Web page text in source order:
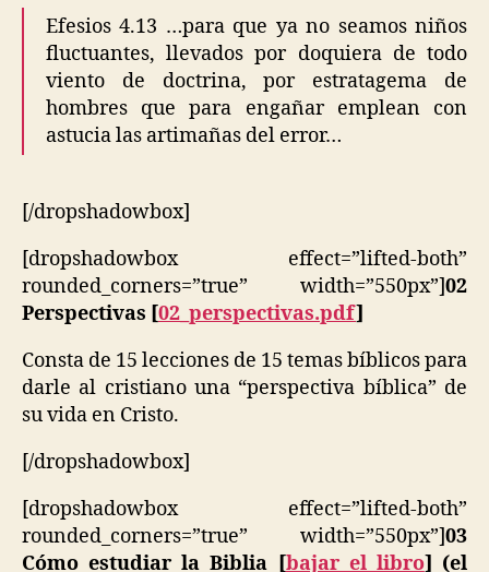
Efesios 4.13 …para que ya no seamos niños
fluctuantes, llevados por doquiera de todo
viento de doctrina, por estratagema de
hombres que para engañar emplean con
astucia las artimañas del error…
[/dropshadowbox]
[dropshadowbox effect=”lifted-both”
rounded_corners=”true” width=”550px”]02
Perspectivas [02_perspectivas.pdf]
Consta de 15 lecciones de 15 temas bíblicos para
darle al cristiano una “perspectiva bíblica” de
su vida en Cristo.
[/dropshadowbox]
[dropshadowbox effect=”lifted-both”
rounded_corners=”true” width=”550px”]03
Cómo estudiar la Biblia [bajar el libro] (el